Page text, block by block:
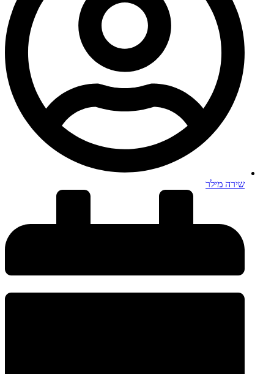
שירה מילר